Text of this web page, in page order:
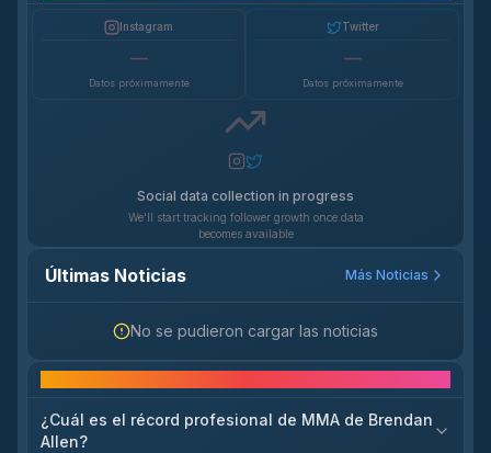
Instagram
—
Datos próximamente
Twitter
—
Datos próximamente
Social data collection in progress
We'll start tracking follower growth once data
becomes available
Últimas Noticias Más Noticias
No se pudieron cargar las noticias
¿Cuál es el récord profesional de MMA de Brendan
Allen?